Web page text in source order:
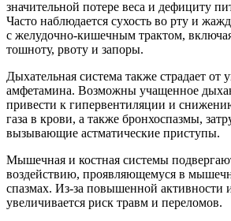
значительной потере веса и дефициту
Часто наблюдается сухость во рту и
с желудочно-кишечным трактом,
тошноту, рвоту и запоры.
Дыхательная система также страдает от
амфетамина. Возможны учащенное
привести к гипервентиляции и
газа в крови, а также бронхоспазмы,
вызывающие астматические приступы.
Мышечная и костная системы
воздействию, проявляющемуся в
спазмах. Из-за повышенной активности
увеличивается риск травм и переломов.